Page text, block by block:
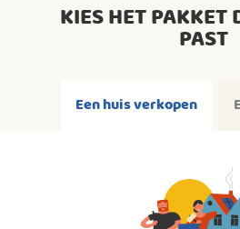
KIES HET PAKKET
PAST
Een huis verkopen